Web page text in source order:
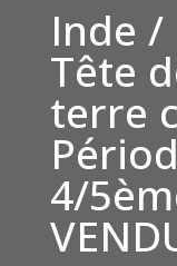
Inde /
Tête
terre
4/